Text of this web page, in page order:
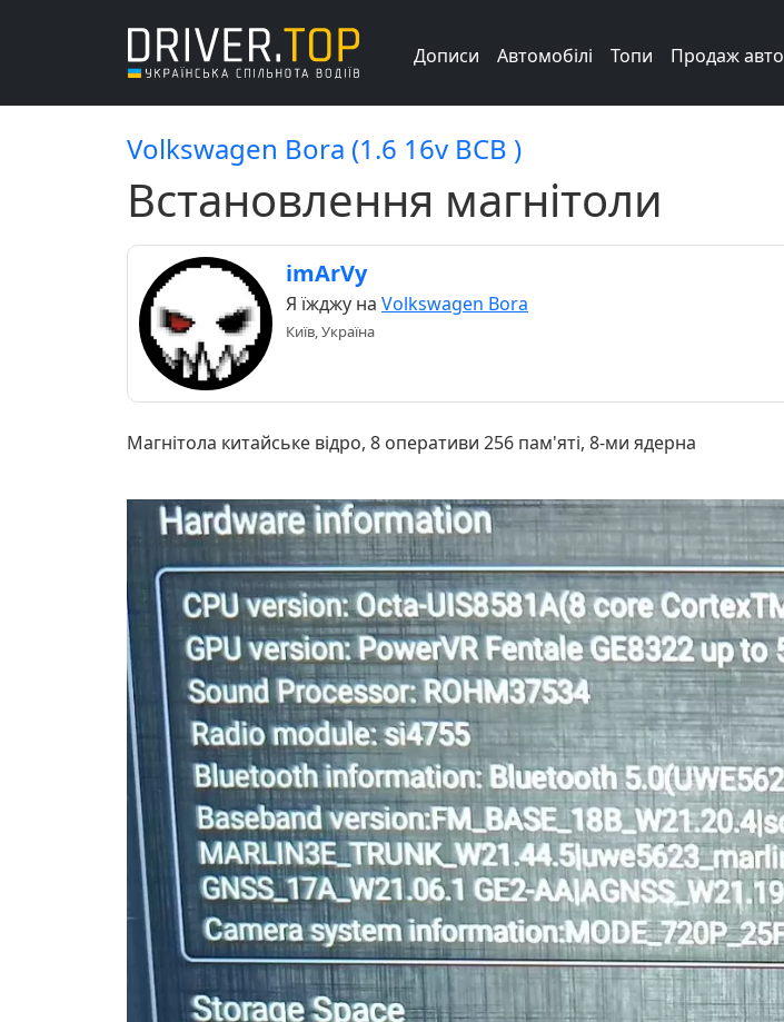
Дописи Автомобілі Топи Продаж авто
Volkswagen Bora (1.6 16v BCB )
Встановлення магнітоли
imArVy
Я їжджу на Volkswagen Bora
Київ, Україна
Магнітола китайське відро, 8 оперативи 256 пам'яті, 8-ми ядерна